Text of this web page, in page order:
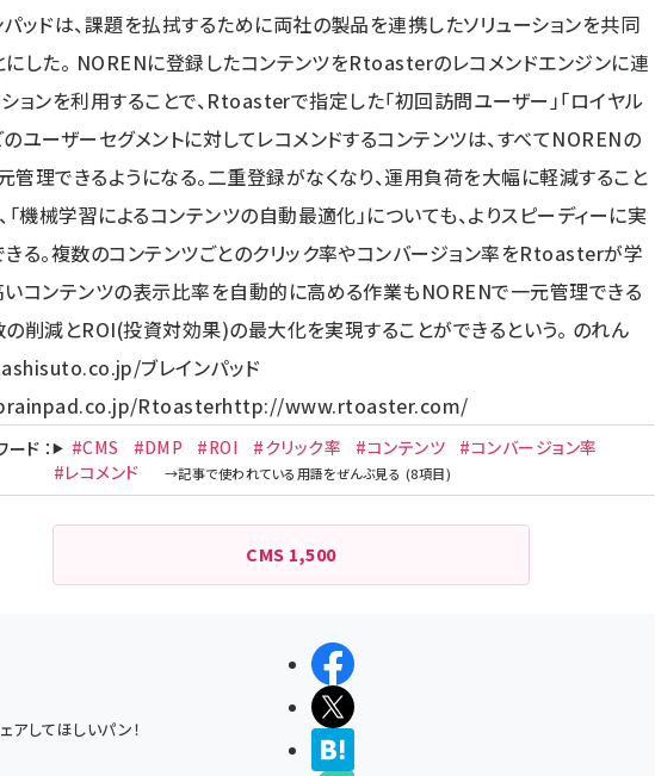
ッドは、課題を払拭するために両社の製品を連携したソリューションを共同
にした。 NORENに登録したコンテンツをRtoasterのレコメンドエンジンに連
ョンを利用することで、Rtoasterで指定した「初回訪問ユーザー」「ロイヤル
ユーザーセグメントに対してレコメンドするコンテンツは、すべてNORENの
理できるようになる。二重登録がなくなり、運用負荷を大幅に軽減すること
「機械学習によるコンテンツの自動最適化」についても、よりスピーディーに実
る。複数のコンテンツごとのクリック率やコンバージョン率をRtoasterが学
いコンテンツの表示比率を自動的に高める作業もNORENで一元管理できる
の削減とROI(投資対効果)の最大化を実現することができるという。 のれん
ブレインパッド
Rtoasterhttp://www.rtoaster.com/
ード ： #CMS #DMP #ROI #クリック率 #コンテンツ
#コンバージョン率
#レコメンド
CMS 1,500
アしてほしいパン！
シェアする
ポストする